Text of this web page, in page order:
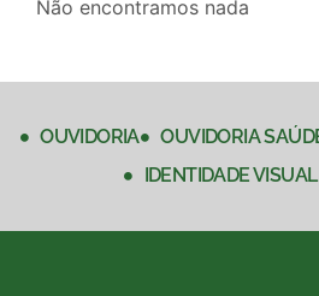
Não encontramos nada
OUVIDORIA OUVIDORIA
IDENTIDADE